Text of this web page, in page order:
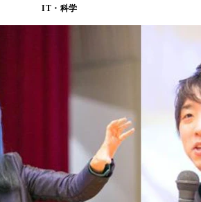
IT・科学